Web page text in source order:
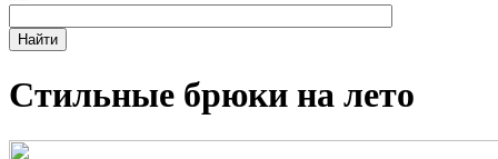
Стильные брюки на лето